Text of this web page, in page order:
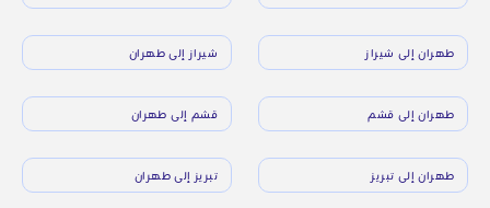
طهران إلى شيراز شيراز إلى طهران
طهران إلى قشم قشم إلى طهران
طهران إلى تبريز تبريز إلى طهران